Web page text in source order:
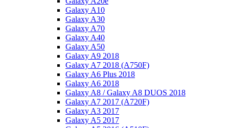
Galaxy A10
Galaxy A30
Galaxy A70
Galaxy A40
Galaxy A50
Galaxy A9 2018
Galaxy A7 2018 (A750F)
Galaxy A6 Plus 2018
Galaxy A6 2018
Galaxy A8 / Galaxy A8 DUOS 2018
Galaxy A7 2017 (A720F)
Galaxy A3 2017
Galaxy A5 2017